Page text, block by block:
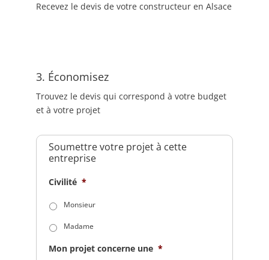
Recevez le devis de votre constructeur en Alsace
3. Économisez
Trouvez le devis qui correspond à votre budget
et à votre projet
Soumettre votre projet à cette
entreprise
Civilité *
Monsieur
Madame
Mon projet concerne une *